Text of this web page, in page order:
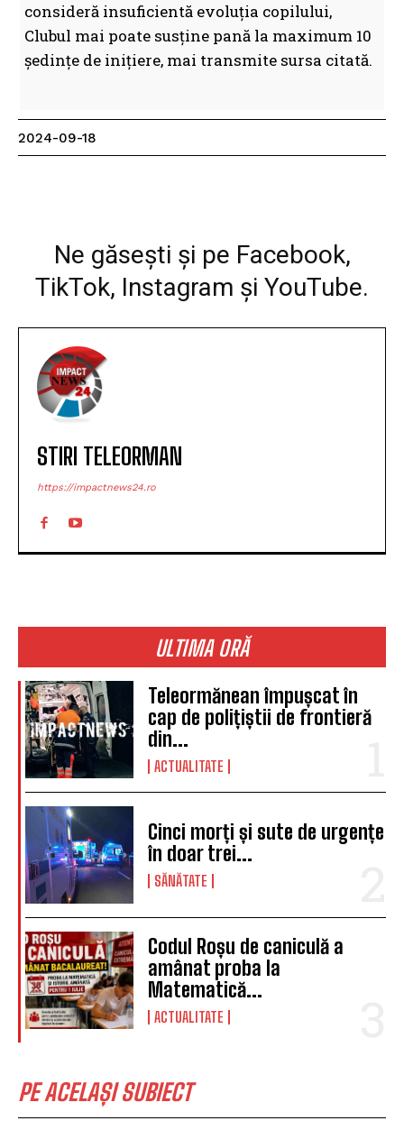
ULTIMA ORĂ
Teleormănean împușcat în
cap de polițiștii de frontieră
din...
ACTUALITATE
Cinci morți și sute de urgențe
în doar trei...
SĂNĂTATE
Codul Roșu de caniculă a
amânat proba la
Matematică...
ACTUALITATE
PE ACELAȘI SUBIECT
consideră insuficientă evoluția copilului,
Clubul mai poate susține pană la maximum 10
ședințe de inițiere, mai transmite sursa citată.
2024-09-18
Ne găsești și pe Facebook,
TikTok, Instagram și YouTube.
STIRI TELEORMAN
https://impactnews24.ro